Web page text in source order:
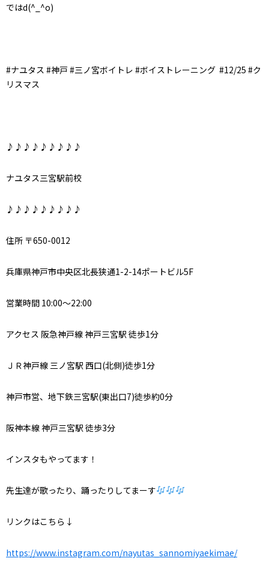
ではd(^_^o)
#ナユタス #神戸 #三ノ宮ボイトレ #ボイストレーニング #12/25 #ク
リスマス
♪♪♪♪♪♪♪♪♪
ナユタス三宮駅前校
♪♪♪♪♪♪♪♪♪
住所 〒650-0012
兵庫県神戸市中央区北長狭通1-2-14ポートビル5F
営業時間 10:00～22:00
アクセス 阪急神戸線 神戸三宮駅 徒歩1分
ＪＲ神戸線 三ノ宮駅 西口(北側)徒歩1分
神戸市営、地下鉄三宮駅(東出口7)徒歩約0分
阪神本線 神戸三宮駅 徒歩3分
インスタもやってます！
先生達が歌ったり、踊ったりしてまーす
リンクはこちら↓
https://www.instagram.com/nayutas_sannomiyaekimae/